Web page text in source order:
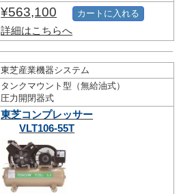
¥563,100
詳細はこちらへ
カートに入れる
東芝産業機器システム
タンクマウント型（無給油式）
圧力開閉器式
東芝コンプレッサー
VLT106-55T